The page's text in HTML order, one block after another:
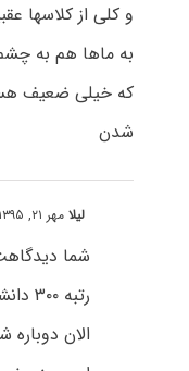
و کلی از کلاسها
به ماها هم به
که خیلی ضعیف
شدن
لیلامهر ۲۱, ۱۳۹۵ at ۹:۰۶ ب٫ظ
شما
رتبه
الان